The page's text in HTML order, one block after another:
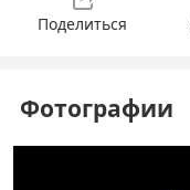
Поделиться
Фотографии